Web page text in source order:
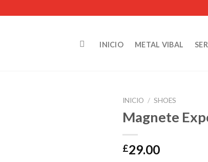
INICIO METAL VIBAL
INICIO / SHOES
Magnete
£29.00